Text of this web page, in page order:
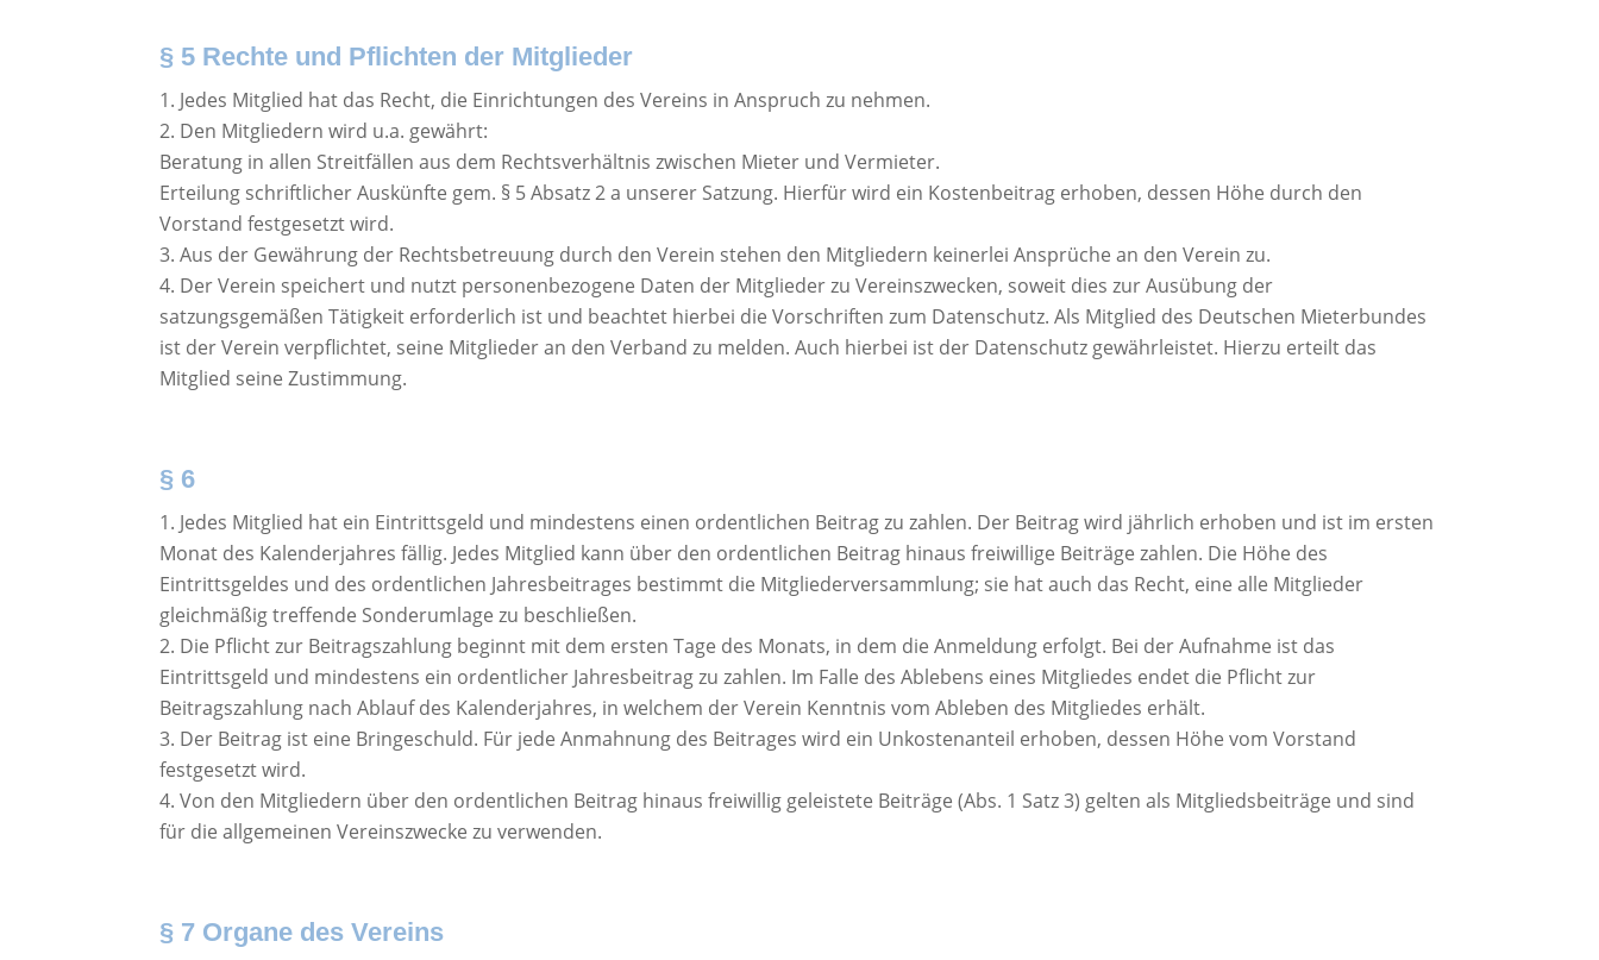
§ 5 Rechte und Pflichten der Mitglieder
Jedes Mitglied hat das Recht, die Einrichtungen des Vereins in Anspruch zu nehmen.
Den Mitgliedern wird u.a. gewährt:
Beratung in allen Streitfällen aus dem Rechtsverhältnis zwischen Mieter und Vermieter.
Erteilung schriftlicher Auskünfte gem. § 5 Absatz 2 a unserer Satzung. Hierfür wird ein Kostenbeitrag erhoben, dessen Höhe durch den
Vorstand festgesetzt wird.
Aus der Gewährung der Rechtsbetreuung durch den Verein stehen den Mitgliedern keinerlei Ansprüche an den Verein zu.
Der Verein speichert und nutzt personenbezogene Daten der Mitglieder zu Vereinszwecken, soweit dies zur Ausübung der
satzungsgemäßen Tätigkeit erforderlich ist und beachtet hierbei die Vorschriften zum Datenschutz. Als Mitglied des Deutschen Mieterbundes
ist der Verein verpflichtet, seine Mitglieder an den Verband zu melden. Auch hierbei ist der Datenschutz gewährleistet. Hierzu erteilt das
Mitglied seine Zustimmung.
§ 6
Jedes Mitglied hat ein Eintrittsgeld und mindestens einen ordentlichen Beitrag zu zahlen. Der Beitrag wird jährlich erhoben und ist im ersten
Monat des Kalenderjahres fällig. Jedes Mitglied kann über den ordentlichen Beitrag hinaus freiwillige Beiträge zahlen. Die Höhe des
Eintrittsgeldes und des ordentlichen Jahresbeitrages bestimmt die Mitgliederversammlung; sie hat auch das Recht, eine alle Mitglieder
gleichmäßig treffende Sonderumlage zu beschließen.
Die Pflicht zur Beitragszahlung beginnt mit dem ersten Tage des Monats, in dem die Anmeldung erfolgt. Bei der Aufnahme ist das
Eintrittsgeld und mindestens ein ordentlicher Jahresbeitrag zu zahlen. Im Falle des Ablebens eines Mitgliedes endet die Pflicht zur
Beitragszahlung nach Ablauf des Kalenderjahres, in welchem der Verein Kenntnis vom Ableben des Mitgliedes erhält.
Der Beitrag ist eine Bringeschuld. Für jede Anmahnung des Beitrages wird ein Unkostenanteil erhoben, dessen Höhe vom Vorstand
festgesetzt wird.
Von den Mitgliedern über den ordentlichen Beitrag hinaus freiwillig geleistete Beiträge (Abs. 1 Satz 3) gelten als Mitgliedsbeiträge und sind
für die allgemeinen Vereinszwecke zu verwenden.
§ 7 Organe des Vereins